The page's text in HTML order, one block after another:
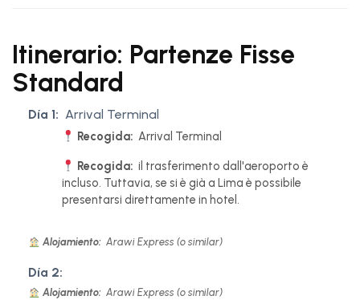
Itinerario: Partenze Fisse
Standard
Día 1: Arrival Terminal
Recogida: Arrival Terminal
Recogida: il trasferimento dall'aeroporto è
incluso. Tuttavia, se si è già a Lima è possibile
presentarsi direttamente in hotel.
Alojamiento: Arawi Express (o similar)
Día 2:
Alojamiento: Arawi Express (o similar)